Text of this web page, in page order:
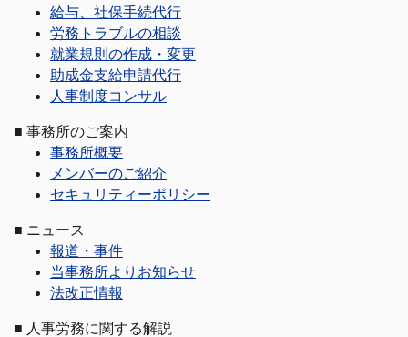
給与、社保手続代行
労務トラブルの相談
就業規則の作成・変更
助成金支給申請代行
人事制度コンサル
■ 事務所のご案内
事務所概要
メンバーのご紹介
セキュリティーポリシー
■ ニュース
報道・事件
当事務所よりお知らせ
法改正情報
■ 人事労務に関する解説